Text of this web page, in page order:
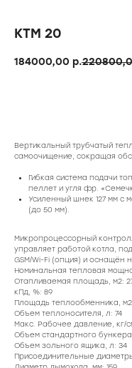
КТМ 20
184000,00 р.
Вертикальный трубчатый
самоочищение, сокращая
Гибкая система подачи
пеллет и угля фр.
Усиленный шнек 127 мм с
(до 50 мм).
Микропроцессорный
управляет работой котла,
GSM/Wi-Fi (опция) и
Номинальная тепловая
Отапливаемая площадь, м2:
кПд, %: 89
Площадь теплообменника,
Объем теплоносителя, л: 74
Макс. Рабочее давление, кг/
Объем стандартного
Объем зольного ящика, л: 34
Присоединительные